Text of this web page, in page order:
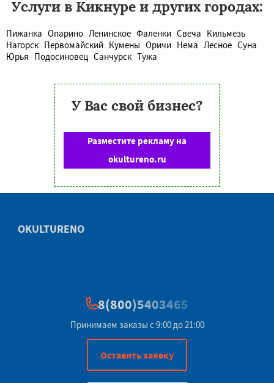
Услуги в Кикнуре и других городах:
Пижанка Опарино Ленинское Фаленки Свеча Кильмезь
Нагорск Первомайский Кумены Оричи Нема Лесное Суна
Юрья Подосиновец Санчурск Тужа
У Вас свой бизнес?
Разместите рекламу на
okultureno.ru
OKULTURENO
8(800)5403465
Принимаем заказы с 9:00 до 21:00
Оставить заявку